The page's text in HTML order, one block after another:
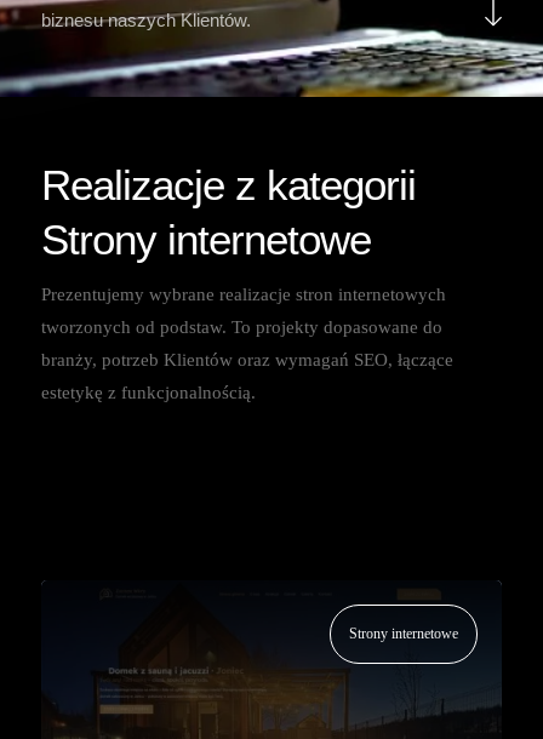
biznesu naszych Klientów.
Realizacje z kategorii
Strony internetowe
Prezentujemy wybrane realizacje stron internetowych
tworzonych od podstaw. To projekty dopasowane do
branży, potrzeb Klientów oraz wymagań SEO, łączące
estetykę z funkcjonalnością.
Strony internetowe